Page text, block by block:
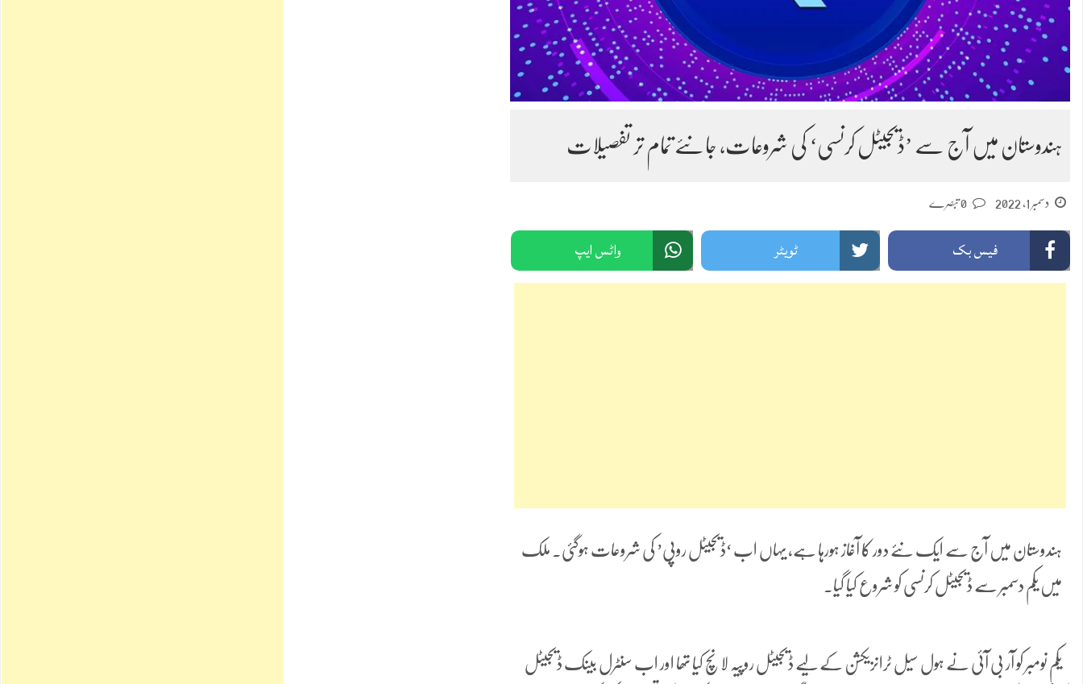
ہندوستان میں آج سے ’ڈیجیٹل کرنسی‘ کی شروعات، جانئے تمام تر تفصیلات
دسمبر 1, 2022 0 تبصرے
فیس بک ٹویٹر واٹس ایپ
ہندوستان میں آج سے ایک نئے دور کا آغاز ہورہا ہے، یہاں اب ‘ڈیجیٹل روپی’ کی شروعات ہوگئی۔ ملک
میں یکم دسمبر سے ڈیجیٹل کرنسی کو شروع کیا گیا۔
یکم نومبر کو آر بی آئی نے ہول سیل ٹرانزیکشن کے لیے ڈیجیٹل روپیہ لانچ کیا تھا اور اب سنٹرل بینک ڈیجیٹل